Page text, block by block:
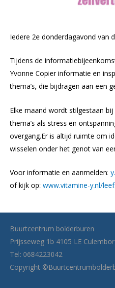
Iedere 2e donderdagavond van
Tijdens de
Yvonne Copier informatie en
thema’s, die bijdragen aan een
Elke maand wordt stilgestaan
thema’s als stress en
overgang.Er is altijd ruimte om
wisselen onder het genot van
Voor informatie en aanmelden:
of kijk op: www.vitamine-y.nl/
Buurtcentrum bolderburen
Prijsseweg 1b 4105 LE
Tel: 0684223042
Copyright